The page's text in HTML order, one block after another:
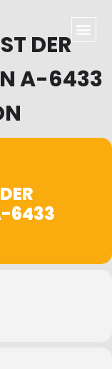
DER
A-6433
6433